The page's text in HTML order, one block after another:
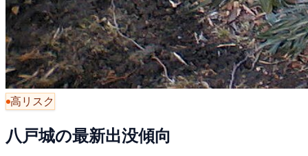
高リスク
八戸城の最新出没傾向